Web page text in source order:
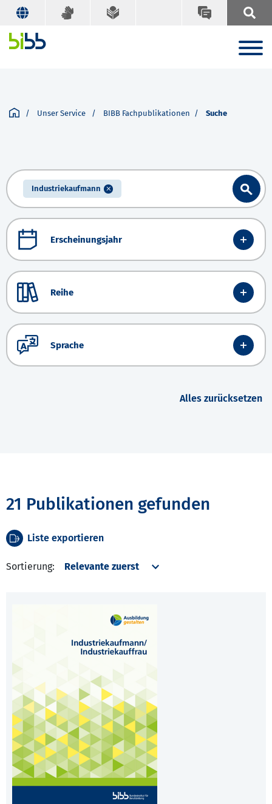
Unser Service BIBB Fachpublikationen Suche
Industriekaufmann
Erscheinungsjahr
Reihe
Sprache
Alles zurücksetzen
21 Publikationen gefunden
Liste exportieren
Sortierung: